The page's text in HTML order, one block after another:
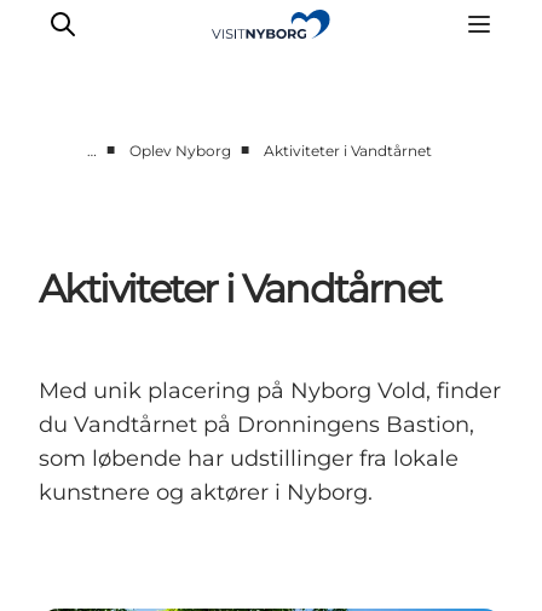
Det sker i Nyborg
Sprogø
Book & køb
… ■ Oplev Nyborg ■ Aktiviteter i Vandtårnet
Aktiviteter i Vandtårnet
Med unik placering på Nyborg Vold, finder
du Vandtårnet på Dronningens Bastion,
som løbende har udstillinger fra lokale
kunstnere og aktører i Nyborg.